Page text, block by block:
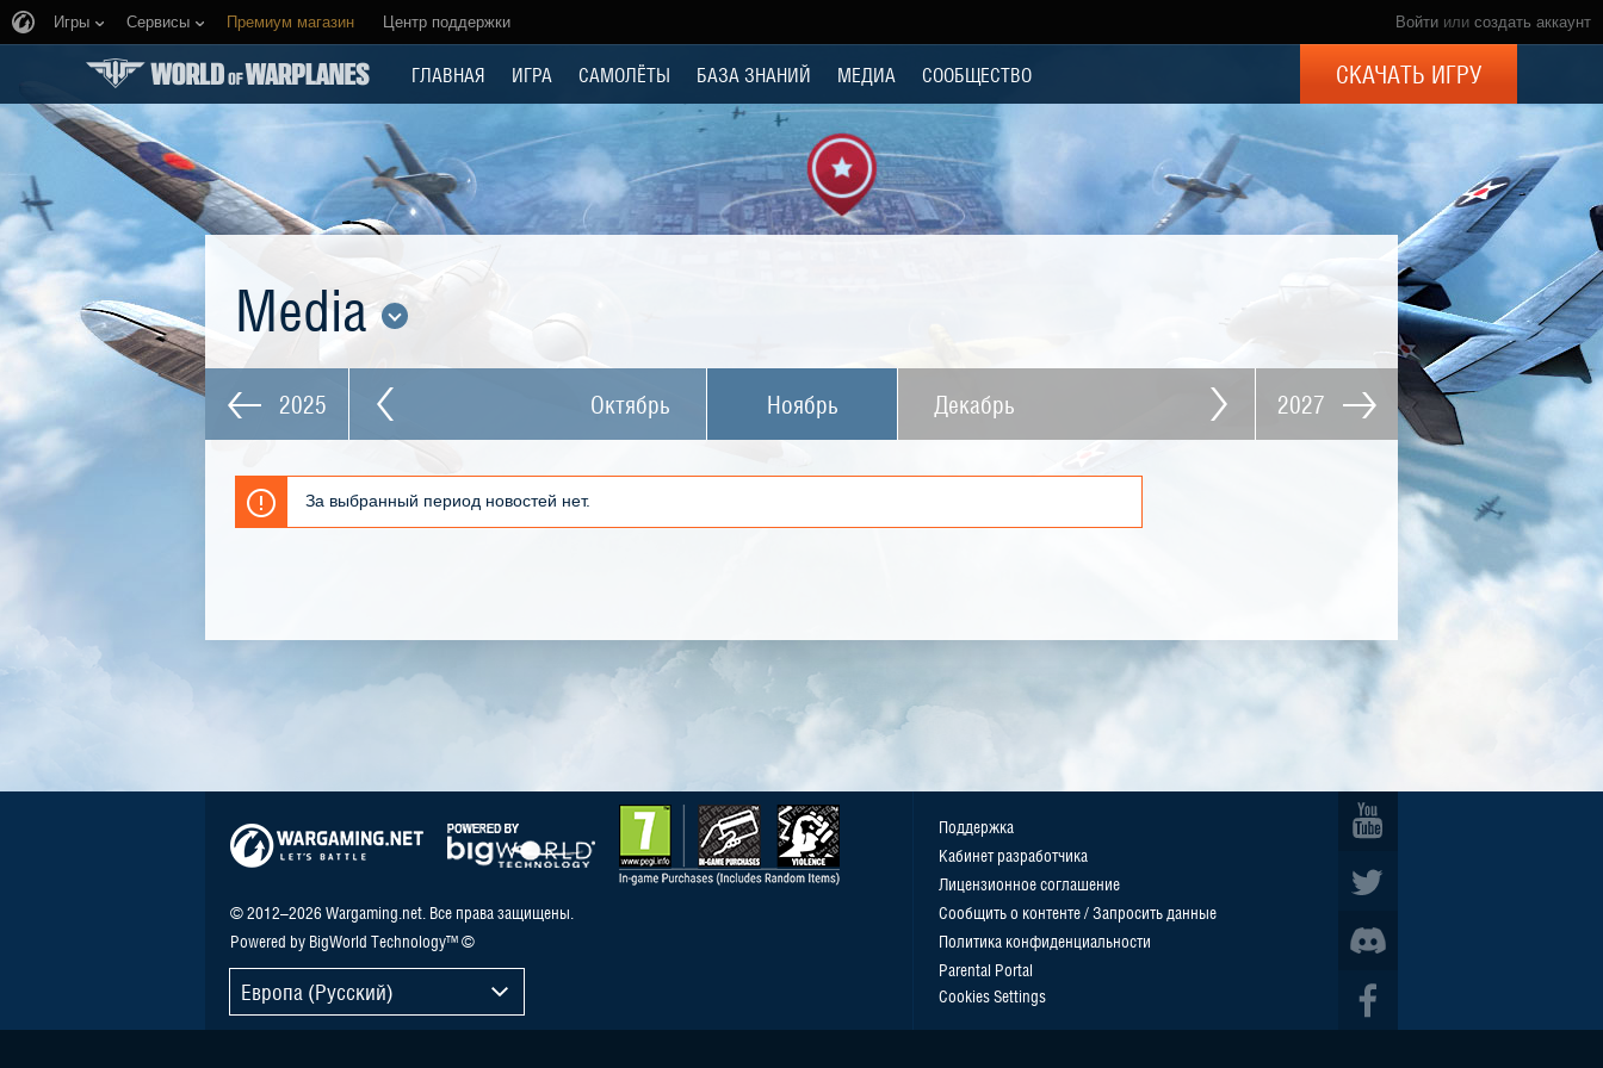
Войти или создать аккаунт
Игры Сервисы Премиум магазин Центр поддержки
ГЛАВНАЯ ИГРА САМОЛЁТЫ БАЗА ЗНАНИЙ МЕДИА СООБЩЕСТВО СКАЧАТЬ ИГРУ
Media
2025 Октябрь Ноябрь Декабрь 2027
За выбранный период новостей нет.
© 2012–2026 Wargaming.net. Все права защищены.
Powered by BigWorld Technology™ ©
Европа (Русский)
Поддержка
Кабинет разработчика
Лицензионное соглашение
Сообщить о контенте / Запросить данные
Политика конфиденциальности
Parental Portal
Cookies Settings